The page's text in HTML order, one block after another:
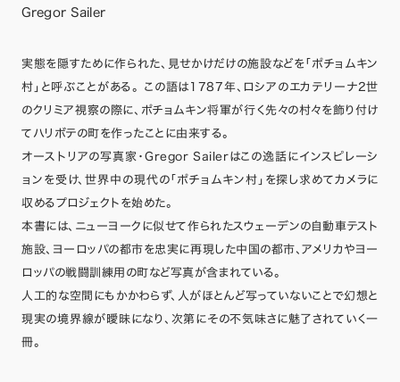
Gregor Sailer
実態を隠すために作られた、見せかけだけの施設などを「ポチョムキン
村」と呼ぶことがある。 この語は1787年、ロシアのエカテリーナ2世
のクリミア視察の際に、ポチョムキン将軍が行く先々の村々を飾り付け
てハリボテの町を作ったことに由来する。
オーストリアの写真家・Gregor Sailerはこの逸話にインスピレーシ
ョンを受け、世界中の現代の「ポチョムキン村」を探し求めてカメラに
収めるプロジェクトを始めた。
本書には、ニューヨークに似せて作られたスウェーデンの自動車テスト
施設、ヨーロッパの都市を忠実に再現した中国の都市、アメリカやヨー
ロッパの戦闘訓練用の町など写真が含まれている。
人工的な空間にもかかわらず、人がほとんど写っていないことで幻想と
現実の境界線が曖昧になり、次第にその不気味さに魅了されていく一
冊。